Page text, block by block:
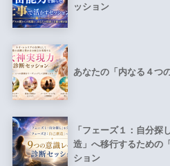
ッション
あなたの「内なる４つ
「フェーズ１：自分
造」へ移行するための
ション